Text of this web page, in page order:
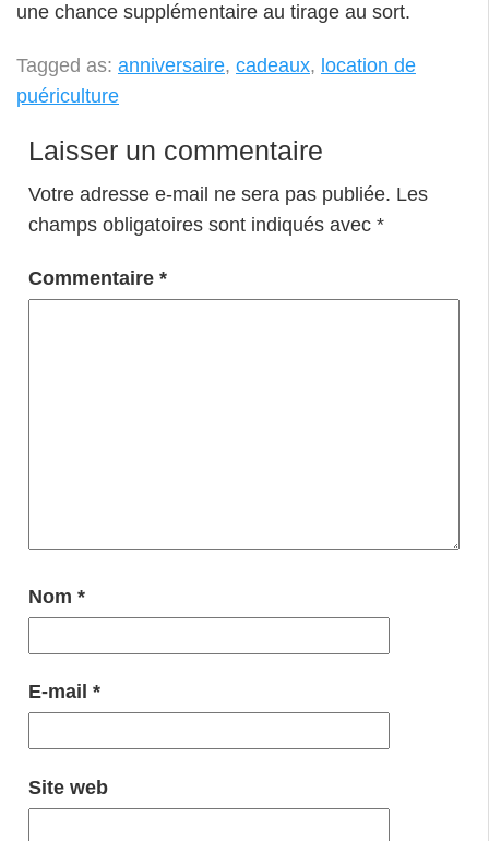
une chance supplémentaire au tirage au sort.
Tagged as: anniversaire, cadeaux, location de
puériculture
Laisser un commentaire
Votre adresse e-mail ne sera pas publiée. Les
champs obligatoires sont indiqués avec *
Commentaire *
Nom *
E-mail *
Site web